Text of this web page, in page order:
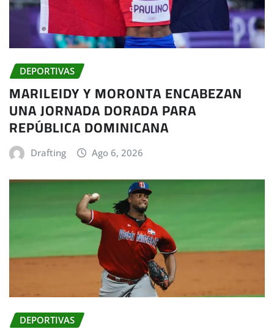
DEPORTIVAS
MARILEIDY Y MORONTA ENCABEZAN
UNA JORNADA DORADA PARA
REPÚBLICA DOMINICANA
Drafting Ago 6, 2026
DEPORTIVAS